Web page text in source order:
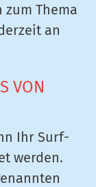
zum Thema
an
VON
Ihr Surf-
werden.